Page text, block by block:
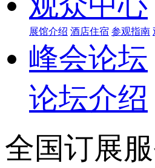
展馆介绍 酒店住宿 参观指南
峰会论坛
论坛介绍
全国订展